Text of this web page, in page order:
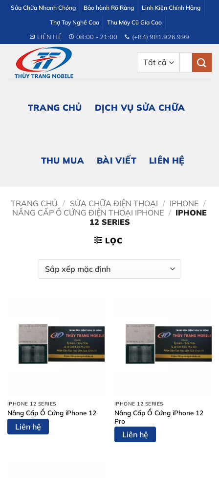
dung
Sửa Chữa Nhanh Chóng Bảo hành Rõ Ràng
Linh Kiện Chính Hãng
Thợ Tay Nghề Cao
Thu Máy Cũ Gía Cao
LIÊN HỆ 08:00 - 21:00 (+84) 981.926.999
TRANG CHỦ DỊCH VỤ SỬA CHỮA
THU MUA BÀI VIẾT LIÊN HỆ
TRANG CHỦ / SỬA CHỮA ĐIỆN THOẠI / IPHONE /
NÂNG CẤP Ổ CỨNG ĐIỆN THOẠI IPHONE / IPHONE
12 SERIES
LỌC
IPHONE 12 SERIES
Nâng Cấp Ổ Cứng iPhone 12
Liên hệ
IPHONE 12 SERIES
Nâng Cấp Ổ Cứng iPhone 12
Pro
Liên hệ